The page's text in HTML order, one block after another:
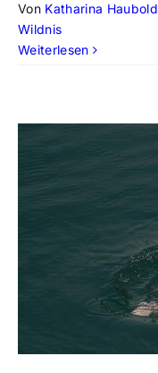
Von Katharina Haubold
Wildnis
Weiterlesen